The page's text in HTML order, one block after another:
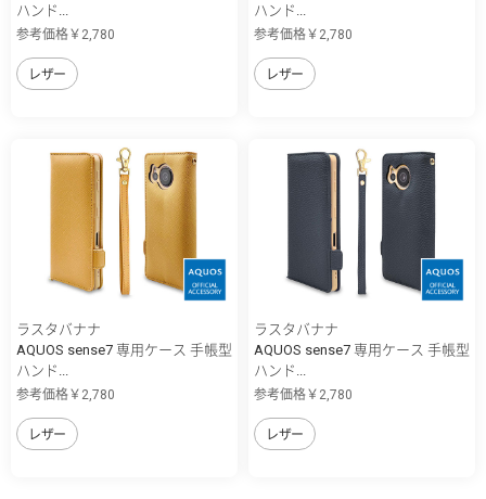
ハンド...
参考価格￥2,780
レザー
ハンド...
参考価格￥2,780
レザー
ラスタバナナ
AQUOS sense7 専用ケース 手帳型
ハンド...
参考価格￥2,780
レザー
ラスタバナナ
AQUOS sense7 専用ケース 手帳型
ハンド...
参考価格￥2,780
レザー